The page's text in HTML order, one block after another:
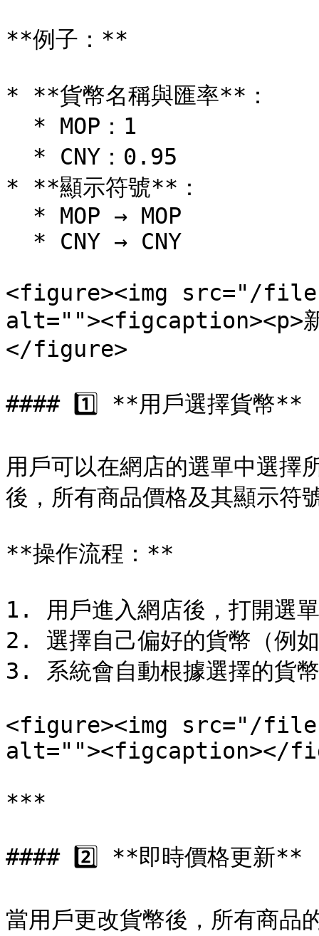
**例子：**
* **貨幣名稱與匯率**：
* **顯示符號**：
<figure><img src="/files/
alt=""><figcaption><p>
</figure>
#### 1️⃣ **用戶選擇貨幣**
用戶可以在網店的選單中選擇
後，所有商品價格及其顯示符
**操作流程：**
1. 用戶進入網店後，打開選
2. 選擇自己偏好的貨幣（例如
3. 系統會自動根據選擇的貨
<figure><img src="/files/
alt=""><figcaption></
***
#### 2️⃣ **即時價格更新**
當用戶更改貨幣後，所有商品